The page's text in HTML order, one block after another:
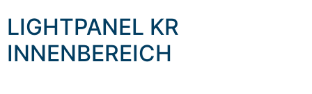
LIGHTPANEL KR
INNENBEREICH